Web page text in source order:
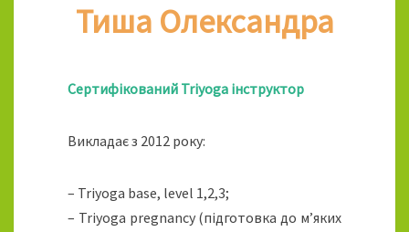
Тиша Олександра
Сертифікований Triyoga інструктор
Викладає з 2012 року:
– Triyoga base, level 1,2,3;
– Triyoga pregnancy (підготовка до м’яких